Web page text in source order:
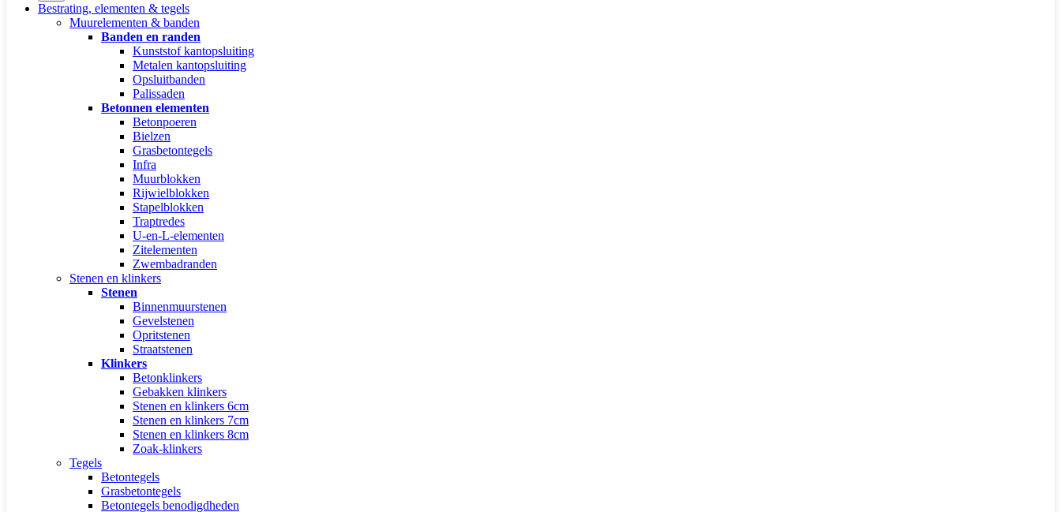
Bestrating, elementen & tegels
Muurelementen & banden
Banden en randen
Kunststof kantopsluiting
Metalen kantopsluiting
Opsluitbanden
Palissaden
Betonnen elementen
Betonpoeren
Bielzen
Grasbetontegels
Infra
Muurblokken
Rijwielblokken
Stapelblokken
Traptredes
U-en-L-elementen
Zitelementen
Zwembadranden
Stenen en klinkers
Stenen
Binnenmuurstenen
Gevelstenen
Opritstenen
Straatstenen
Klinkers
Betonklinkers
Gebakken klinkers
Stenen en klinkers 6cm
Stenen en klinkers 7cm
Stenen en klinkers 8cm
Zoak-klinkers
Tegels
Betontegels
Grasbetontegels
Betontegels benodigdheden